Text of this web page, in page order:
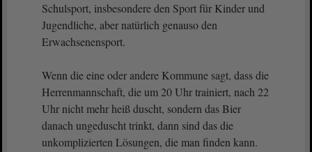
Schulsport, insbesondere den Sport für Kinder und
Jugendliche, aber natürlich genauso den
Erwachsenensport.
Wenn die eine oder andere Kommune sagt, dass die
Herrenmannschaft, die um 20 Uhr trainiert, nach 22
Uhr nicht mehr heiß duscht, sondern das Bier
danach ungeduscht trinkt, dann sind das die
unkomplizierten Lösungen, die man finden kann.